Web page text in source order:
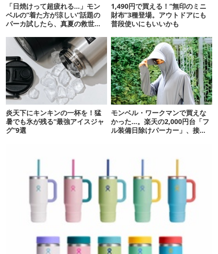
「日焼けって超疲れる…」モン
ベルの“着た方が涼しい”話題の
パーカ試したら、真夏の救世主
1,490円で買える！“無印のミニ
財布”3種登場。アウトドアにも
普段使いにもいいかも
炎天下にキンキンの一杯を！猛
暑でも氷が残る“最強アイスジャ
グ”9選
モンベル・ワークマンで買えな
かった…。楽天の2,000円台「フ
ル装備日除けパーカー」、接触